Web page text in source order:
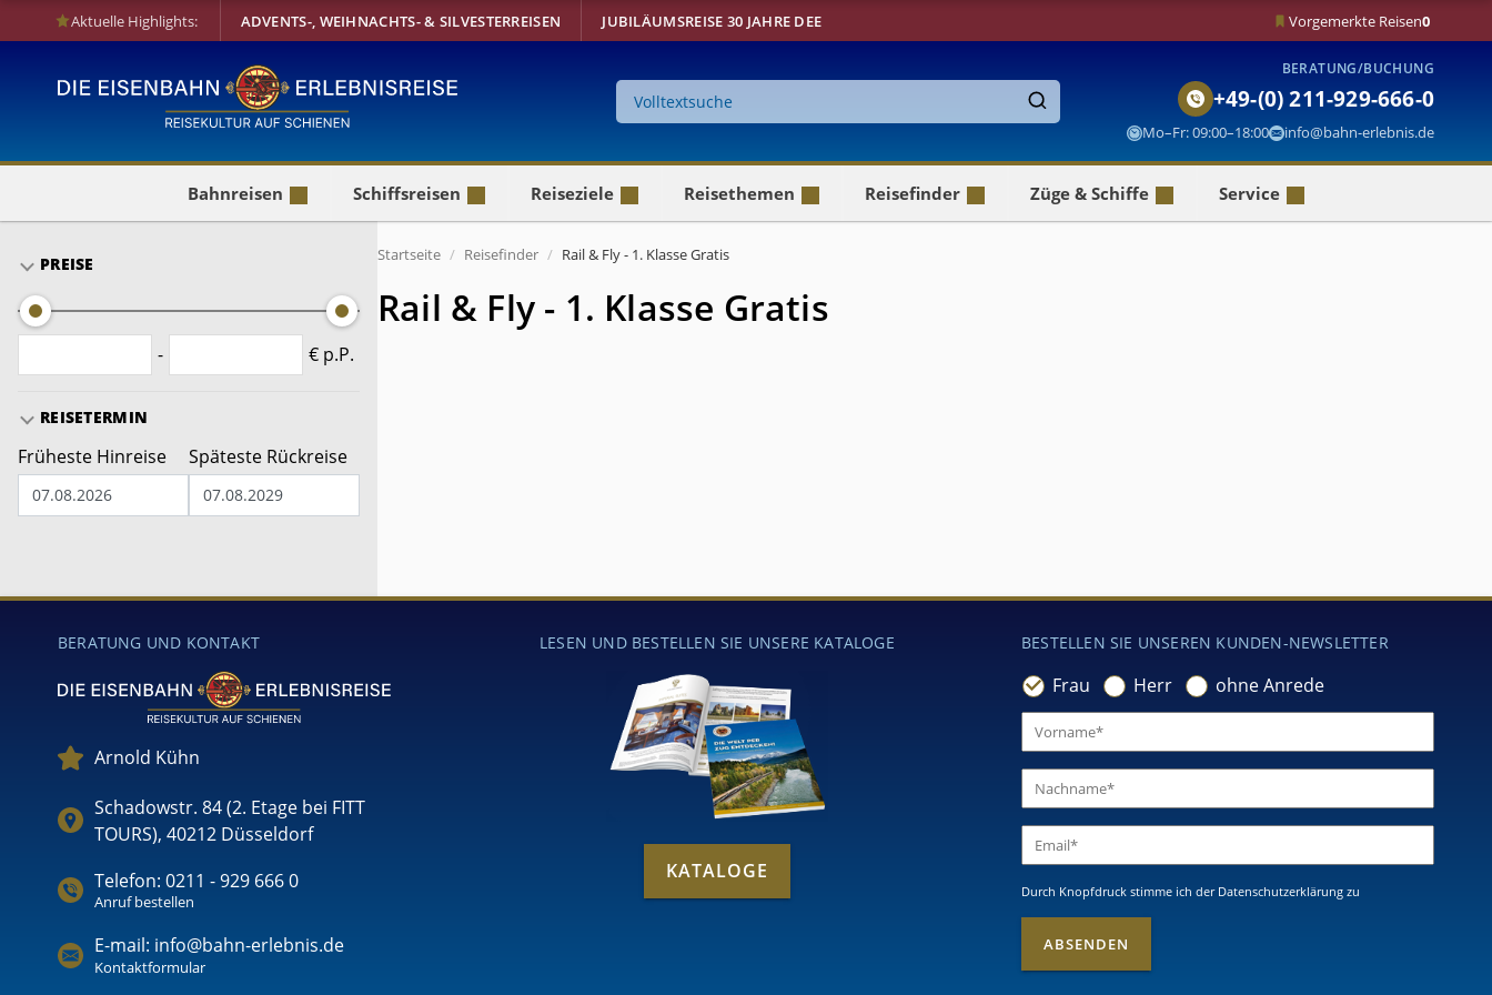
Aktuelle Highlights: ADVENTS-, WEIHNACHTS- & SILVESTERREISEN JUBILÄUMSREISE 30 JAHRE DEE Vorgemerkte Reisen0
Suche
auf
Finden
BERATUNG/BUCHUNG
+49-(0) 211-929-666-0
Mo–Fr: 09:00–18:00 info@bahn-erlebnis.de
Bahnreisen Schiffsreisen Reiseziele Reisethemen Reisefinder Züge & Schiffe Service
PREISE
- € p.P.
REISETERMIN
Früheste Hinreise Späteste Rückreise
Startseite Reisefinder Rail & Fly - 1. Klasse Gratis
Rail & Fly - 1. Klasse Gratis
BERATUNG UND KONTAKT
Arnold Kühn
Schadowstr. 84 (2. Etage bei FITT
TOURS), 40212 Düsseldorf
Telefon: 0211 - 929 666 0
Anruf bestellen
E-mail: info@bahn-erlebnis.de
Kontaktformular
LESEN UND BESTELLEN SIE UNSERE KATALOGE
KATALOGE
BESTELLEN SIE UNSEREN KUNDEN-NEWSLETTER
Frau Herr ohne Anrede
Durch Knopfdruck stimme ich der Datenschutzerklärung zu